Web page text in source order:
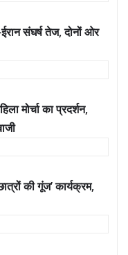
संघर्ष तेज, दोनों ओर
मोर्चा का प्रदर्शन,
की गूंज’ कार्यक्रम,